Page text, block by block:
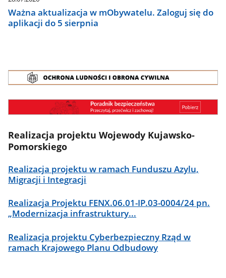
Ważna aktualizacja w mObywatelu. Zaloguj się do
aplikacji do 5 sierpnia
Realizacja projektu Wojewody Kujawsko-
Pomorskiego
Realizacja projektu w ramach Funduszu Azylu,
Migracji i Integracji
Realizacja Projektu FENX.06.01-IP.03-0004/24 pn.
„Modernizacja infrastruktury...
Realizacja projektu Cyberbezpieczny Rząd w
ramach Krajowego Planu Odbudowy